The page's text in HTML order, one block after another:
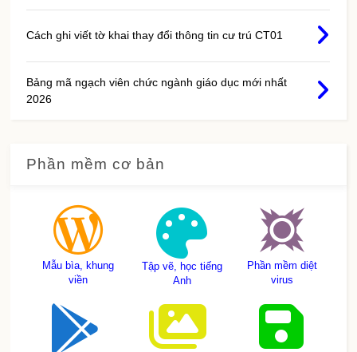
Cách ghi viết tờ khai thay đổi thông tin cư trú CT01
Bảng mã ngạch viên chức ngành giáo dục mới nhất
2026
Phần mềm cơ bản
Mẫu bìa, khung
viền
Tập vẽ, học tiếng
Anh
Phần mềm diệt
virus